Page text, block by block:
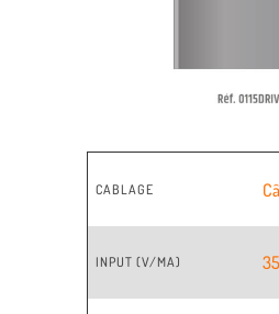
CABLAGE
INPUT (V/MA)